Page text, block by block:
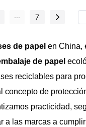
pasteles. Con su
esta caja
de originalidad a la
la frescura y el
... 7
de papel en China,
de papel
reciclables para
de
practicidad,
las marcas a